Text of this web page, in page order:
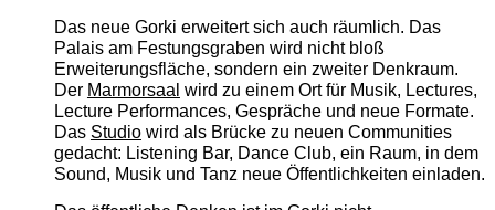
Das neue Gorki erweitert sich auch räumlich. Das
Palais am Festungsgraben wird nicht bloß
Erweiterungsfläche, sondern ein zweiter Denkraum.
Der Marmorsaal wird zu einem Ort für Musik, Lectures,
Lecture Performances, Gespräche und neue Formate.
Das Studiowird als Brücke zu neuen Communities
gedacht: Listening Bar, Dance Club, ein Raum, in dem
Sound, Musik und Tanz neue Öffentlichkeiten einladen.